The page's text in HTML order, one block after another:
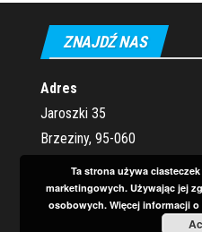
ZNAJDŹ NAS
Adres
Jaroszki 35
Brzeziny, 95-060
Ta strona używa
marketingowych. Używając jej
osobowych. Więcej informacji o